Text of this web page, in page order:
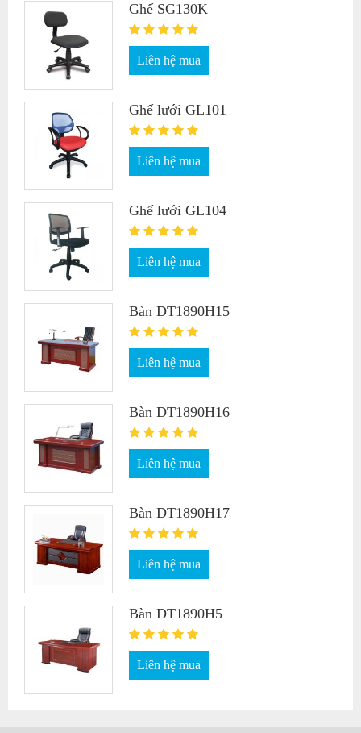
Ghế SG130K
Liên hệ mua
Ghế lưới GL101
Liên hệ mua
Ghế lưới GL104
Liên hệ mua
Bàn DT1890H15
Liên hệ mua
Bàn DT1890H16
Liên hệ mua
Bàn DT1890H17
Liên hệ mua
Bàn DT1890H5
Liên hệ mua